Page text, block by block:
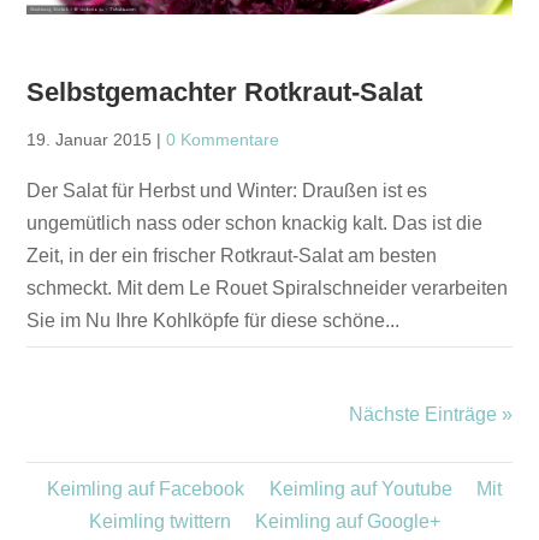
Selbstgemachter Rotkraut-Salat
19. Januar 2015 |0 Kommentare
Der Salat für Herbst und Winter: Draußen ist es
ungemütlich nass oder schon knackig kalt. Das ist die
Zeit, in der ein frischer Rotkraut-Salat am besten
schmeckt. Mit dem Le Rouet Spiralschneider verarbeiten
Sie im Nu Ihre Kohlköpfe für diese schöne...
Nächste Einträge »
Keimling auf Facebook Keimling auf Youtube
Mit
Keimling twittern
Keimling auf Google+